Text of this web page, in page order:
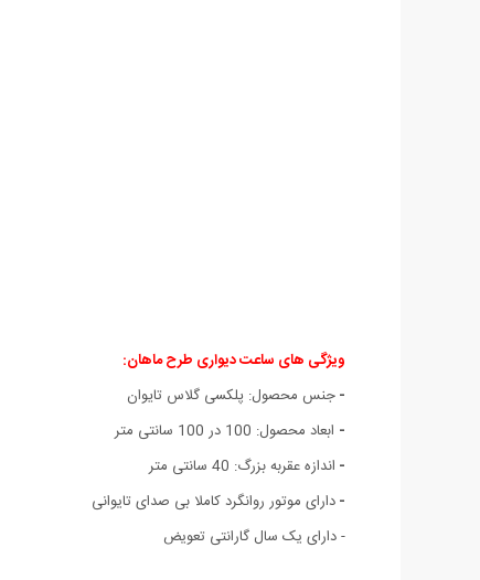
ویژگی های ساعت دیواری طرح ماهان:
-جنس محصول: پلکسی گلاس تايوان
- ابعاد محصول: 100 در 100 سانتی متر
- اندازه عقربه بزرگ: 40 سانتی متر
-دارای موتور روانگرد کاملا بی صدای تایوانی
- دارای یک سال گارانتی تعویض